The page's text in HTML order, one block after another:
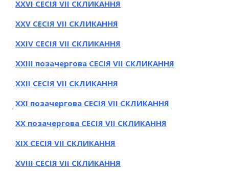
ХXVI СЕСІЯ VII СКЛИКАННЯ
ХXV СЕСІЯ VII СКЛИКАННЯ
ХXІV СЕСІЯ VII СКЛИКАННЯ
ХXІІІ позачергова СЕСІЯ VII СКЛИКАННЯ
ХXІІ СЕСІЯ VII СКЛИКАННЯ
ХXІ позачергова СЕСІЯ VII СКЛИКАННЯ
ХX позачергова СЕСІЯ VII СКЛИКАННЯ
ХІX СЕСІЯ VII СКЛИКАННЯ
ХVІIІ СЕСІЯ VII СКЛИКАННЯ